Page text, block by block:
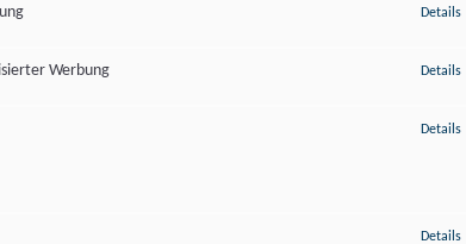
Details
Werbung
Details
Details
Details